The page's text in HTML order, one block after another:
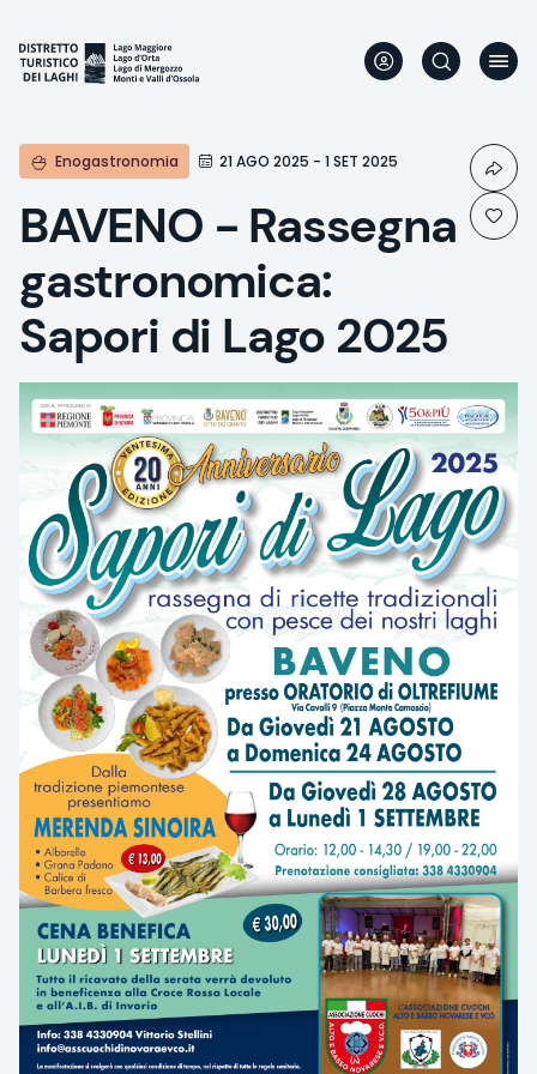
main
content
Enogastronomia 21 AGO 2025 - 1 SET 2025
BAVENO - Rassegna
gastronomica:
Sapori di Lago 2025